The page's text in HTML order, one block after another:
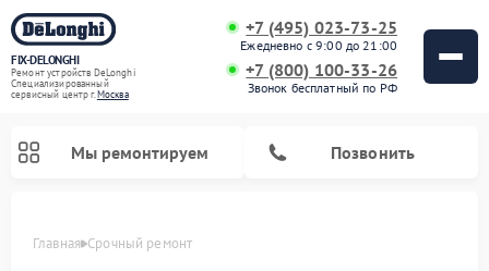
FIX-DELONGHI
Ремонт устройств DeLonghi
Специализированный
cервисный центр г.Москва
+7 (495) 023-73-25
Ежедневно с 9:00 до 21:00
+7 (800) 100-33-26
Звонок бесплатный по РФ
Мы ремонтируем Позвонить
Главная Срочный ремонт